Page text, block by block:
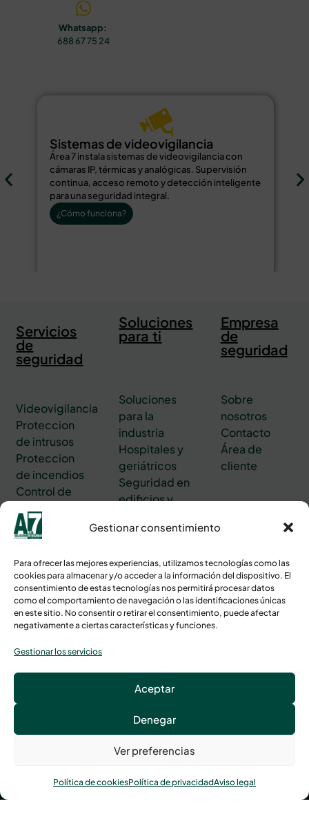
Gestionar consentimiento
Para ofrecer las mejores experiencias, utilizamos tecnologías como las
cookies para almacenar y/o acceder a la información del dispositivo. El
consentimiento de estas tecnologías nos permitirá procesar datos
como el comportamiento de navegación o las identificaciones únicas
en este sitio. No consentir o retirar el consentimiento, puede afectar
negativamente a ciertas características y funciones.
Gestionar los servicios
Aceptar
Denegar
Ver preferencias
Política de cookiesPolítica de privacidadAviso legal
Whatsapp:
688 67 75 24
Sistemas de videovigilancia
Área 7 instala sistemas de videovigilancia con
cámaras IP, térmicas y analógicas. Supervisión
continua, acceso remoto y detección inteligente
para una seguridad integral.
¿Cómo funciona?
Servicios
de
seguridad
Videovigilancia
Proteccion
de intrusos
Proteccion
de incendios
Control de
accesos
Central de
alarmas
Servicios de
asistenciales
Ver
proyectos
Tienda
Soluciones
para ti
Soluciones
para la
industria
Hospitales y
geriátricos
Seguridad en
edificios y
Empresa
de
seguridad
Sobre
nosotros
Contacto
Área de
cliente
Llámanos al